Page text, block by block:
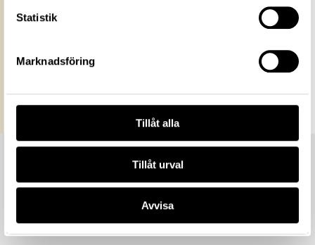
Statistik
Marknadsföring
Tillåt alla
Tillåt urval
Avvisa
All textinformation (metadata) på denna sida är fri att
använda enligt licensen CC0.
Mer information om licenser hos Statens historiska museer.